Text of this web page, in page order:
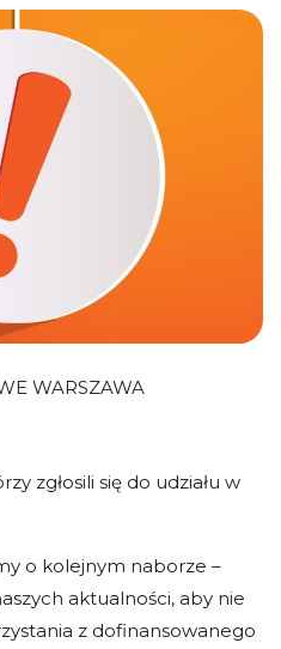
WARSZAWA
zgłosili się do udziału w
o kolejnym naborze –
aktualności, aby nie
z dofinansowanego